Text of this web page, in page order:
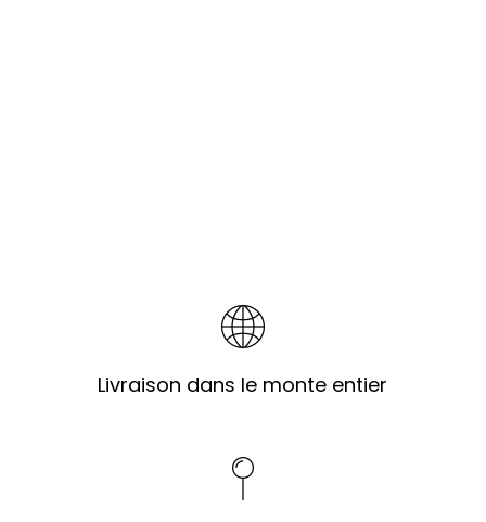
Livraison dans le monte entier